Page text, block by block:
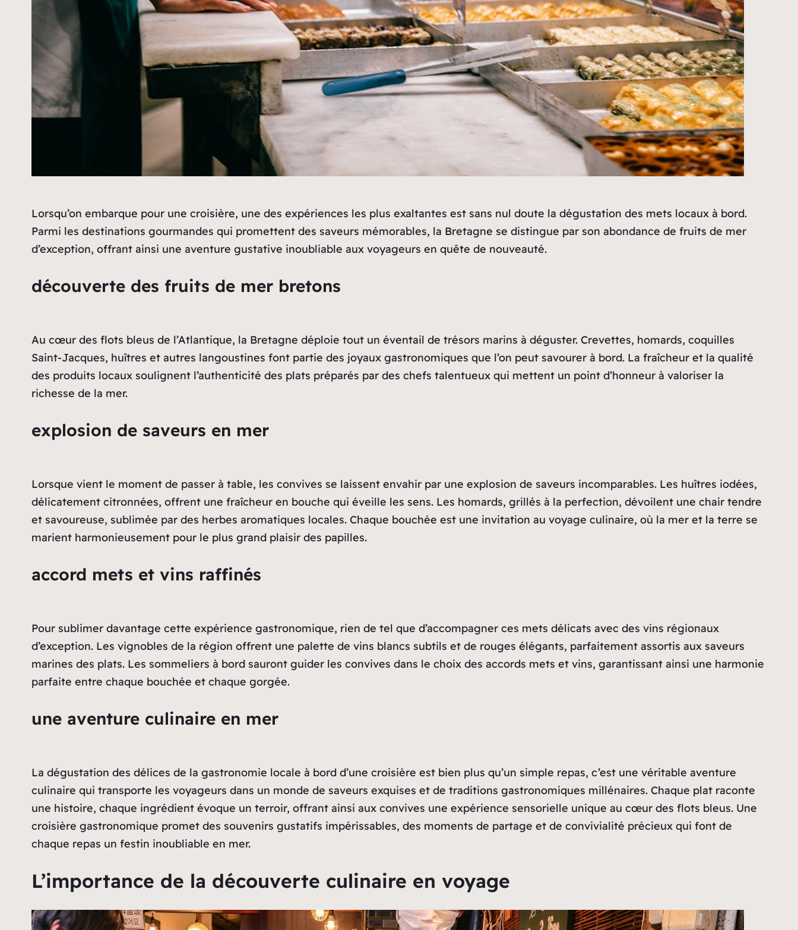
Lorsqu’on embarque pour une croisière, une des expériences les plus exaltantes est sans nul doute la dégustation des mets locaux à bord.
Parmi les destinations gourmandes qui promettent des saveurs mémorables, la Bretagne se distingue par son abondance de fruits de mer
d’exception, offrant ainsi une aventure gustative inoubliable aux voyageurs en quête de nouveauté.
découverte des fruits de mer bretons
Au cœur des flots bleus de l’Atlantique, la Bretagne déploie tout un éventail de trésors marins à déguster. Crevettes, homards, coquilles
Saint-Jacques, huîtres et autres langoustines font partie des joyaux gastronomiques que l’on peut savourer à bord. La fraîcheur et la qualité
des produits locaux soulignent l’authenticité des plats préparés par des chefs talentueux qui mettent un point d’honneur à valoriser la
richesse de la mer.
explosion de saveurs en mer
Lorsque vient le moment de passer à table, les convives se laissent envahir par une explosion de saveurs incomparables. Les huîtres iodées,
délicatement citronnées, offrent une fraîcheur en bouche qui éveille les sens. Les homards, grillés à la perfection, dévoilent une chair tendre
et savoureuse, sublimée par des herbes aromatiques locales. Chaque bouchée est une invitation au voyage culinaire, où la mer et la terre se
marient harmonieusement pour le plus grand plaisir des papilles.
accord mets et vins raffinés
Pour sublimer davantage cette expérience gastronomique, rien de tel que d’accompagner ces mets délicats avec des vins régionaux
d’exception. Les vignobles de la région offrent une palette de vins blancs subtils et de rouges élégants, parfaitement assortis aux saveurs
marines des plats. Les sommeliers à bord sauront guider les convives dans le choix des accords mets et vins, garantissant ainsi une harmonie
parfaite entre chaque bouchée et chaque gorgée.
une aventure culinaire en mer
La dégustation des délices de la gastronomie locale à bord d’une croisière est bien plus qu’un simple repas, c’est une véritable aventure
culinaire qui transporte les voyageurs dans un monde de saveurs exquises et de traditions gastronomiques millénaires. Chaque plat raconte
une histoire, chaque ingrédient évoque un terroir, offrant ainsi aux convives une expérience sensorielle unique au cœur des flots bleus. Une
croisière gastronomique promet des souvenirs gustatifs impérissables, des moments de partage et de convivialité précieux qui font de
chaque repas un festin inoubliable en mer.
L’importance de la découverte culinaire en voyage